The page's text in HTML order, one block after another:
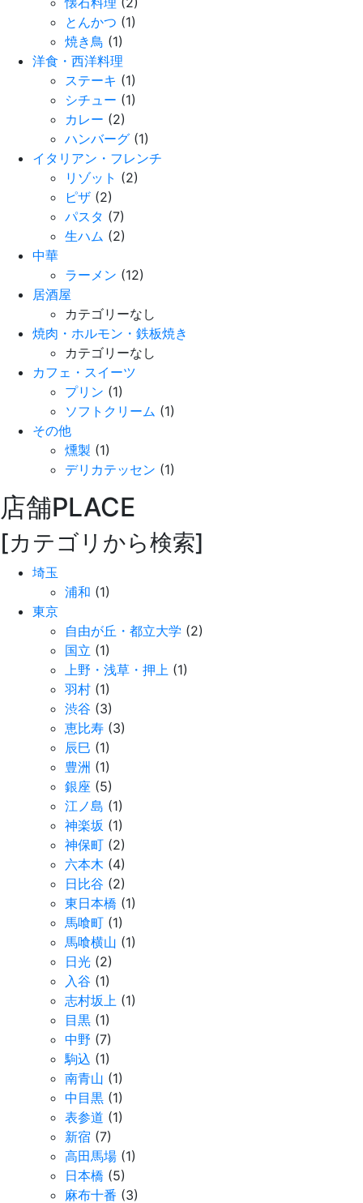
とんかつ (1)
焼き鳥 (1)
洋食・西洋料理
ステーキ (1)
シチュー (1)
カレー (2)
ハンバーグ (1)
イタリアン・フレンチ
リゾット (2)
ピザ (2)
パスタ (7)
生ハム (2)
中華
ラーメン (12)
居酒屋
カテゴリーなし
焼肉・ホルモン・鉄板焼き
カテゴリーなし
カフェ・スイーツ
プリン (1)
ソフトクリーム (1)
その他
燻製 (1)
デリカテッセン (1)
店舗PLACE
[カテゴリから検索]
埼玉
浦和 (1)
東京
自由が丘・都立大学 (2)
国立 (1)
上野・浅草・押上 (1)
羽村 (1)
渋谷 (3)
恵比寿 (3)
辰巳 (1)
豊洲 (1)
銀座 (5)
江ノ島 (1)
神楽坂 (1)
神保町 (2)
六本木 (4)
日比谷 (2)
東日本橋 (1)
馬喰町 (1)
馬喰横山 (1)
日光 (2)
入谷 (1)
志村坂上 (1)
目黒 (1)
中野 (7)
駒込 (1)
南青山 (1)
中目黒 (1)
表参道 (1)
新宿 (7)
高田馬場 (1)
日本橋 (5)
麻布十番 (3)